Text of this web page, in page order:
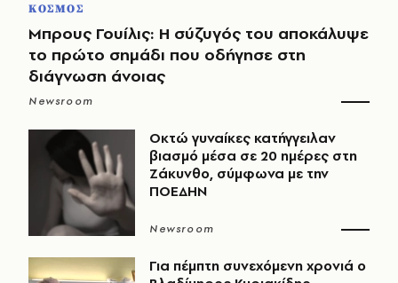
ΚΟΣΜΟΣ
Μπρους Γουίλις: Η σύζυγός του αποκάλυψε
το πρώτο σημάδι που οδήγησε στη
διάγνωση άνοιας
Newsroom
Οκτώ γυναίκες κατήγγειλαν
βιασμό μέσα σε 20 ημέρες στη
Ζάκυνθο, σύμφωνα με την
ΠΟΕΔΗΝ
Newsroom
Για πέμπτη συνεχόμενη χρονιά ο